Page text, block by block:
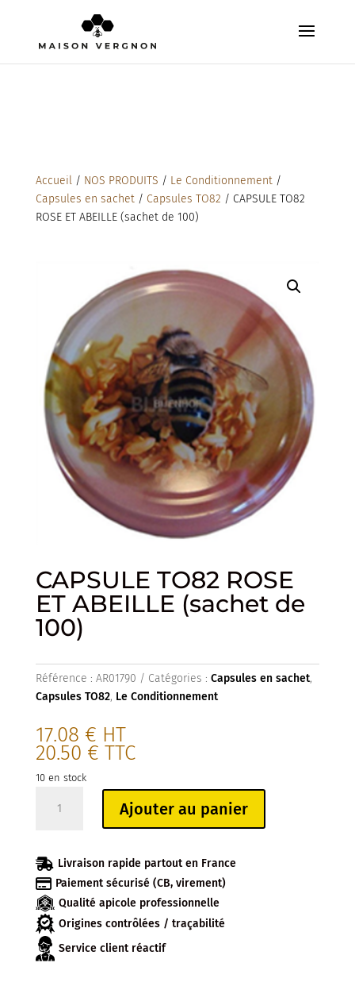
Accueil/ NOS PRODUITS / Le Conditionnement/
Capsules en sachet/ Capsules TO82 / CAPSULE TO82
ROSE ET ABEILLE (sachet de 100)
CAPSULE TO82 ROSE
ET ABEILLE (sachet de
100)
Référence : AR01790 Catégories : Capsules en sachet,
Capsules TO82, Le Conditionnement
17.08 € HT
20.50 € TTC
10 en stock
ROSE
ET
ABEILLE
(sachet
de
100)
Ajouter au panier
 Livraison rapide partout en France
 Paiement sécurisé (CB, virement)
Qualité apicole professionnelle
Origines contrôlées / traçabilité
Service client réactif